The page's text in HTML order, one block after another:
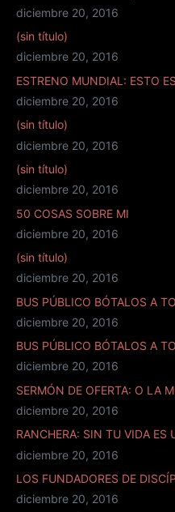
diciembre 20, 2016
(sin título)
diciembre 20, 2016
ESTRENO MUNDIAL: ESTO
diciembre 20, 2016
(sin título)
diciembre 20, 2016
(sin título)
diciembre 20, 2016
50 COSAS SOBRE MI
diciembre 20, 2016
(sin título)
diciembre 20, 2016
BUS PÚBLICO BÓTALOS A
diciembre 20, 2016
BUS PÚBLICO BÓTALOS A
diciembre 20, 2016
SERMÓN DE OFERTA: O LA
diciembre 20, 2016
RANCHERA: SIN TU VIDA ES
diciembre 20, 2016
LOS FUNDADORES DE
diciembre 20, 2016